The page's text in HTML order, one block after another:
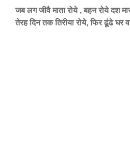
जब लग जीवै माता रोये , बहन रोये दश
तेरह दिन तक तिरीया रोये, फिर ढूंढे घर